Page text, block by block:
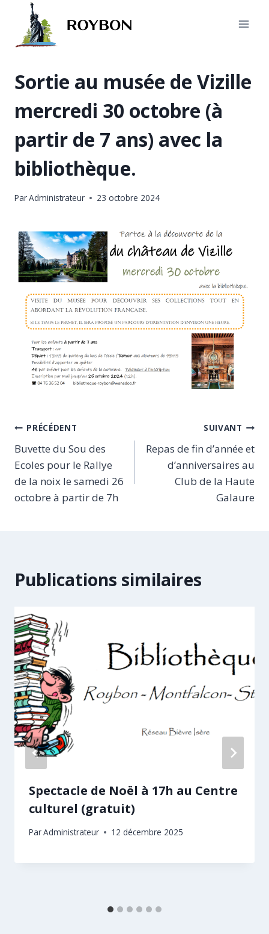
contenu
Sortie au musée de Vizille
mercredi 30 octobre (à
partir de 7 ans) avec la
bibliothèque.
ParAdministrateur 23 octobre 2024
Navigation
de
l’article
PRÉCÉDENT
Buvette du Sou des
Ecoles pour le Rallye
de la noix le samedi 26
octobre à partir de 7h
SUIVANT
Repas de fin d’année et
d’anniversaires au
Club de la Haute
Galaure
Publications similaires
Spectacle de Noël à 17h au Centre
culturel (gratuit)
ParAdministrateur 12 décembre 2025